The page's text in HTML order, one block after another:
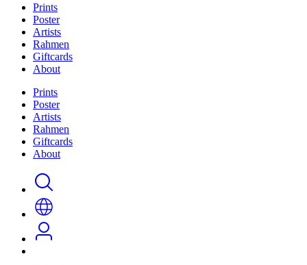
Prints
Poster
Artists
Rahmen
Giftcards
About
Prints
Poster
Artists
Rahmen
Giftcards
About